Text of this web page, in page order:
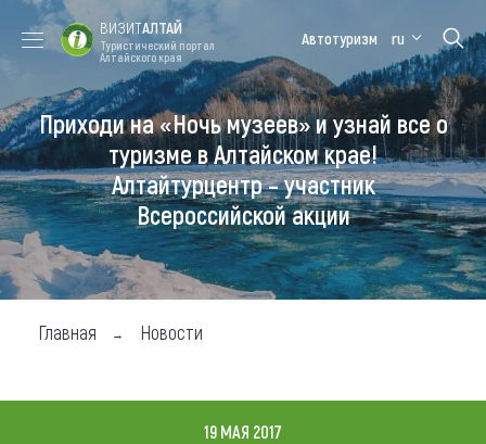
Форум VISIT
ALTAI
Цветение
маральника
Медицинский
форум
Алтайская
зимовка
Туры
Где побывать
Чем заняться
Где остановиться
ВИЗИТАЛТАЙ
Туристический портал
Алтайского края
Автотуризм ru
Приходи на «Ночь музеев» и узнай все о
туризме в Алтайском крае!
Алтайтурцентр – участник
Всероссийской акции
Главная Новости
19 МАЯ 2017